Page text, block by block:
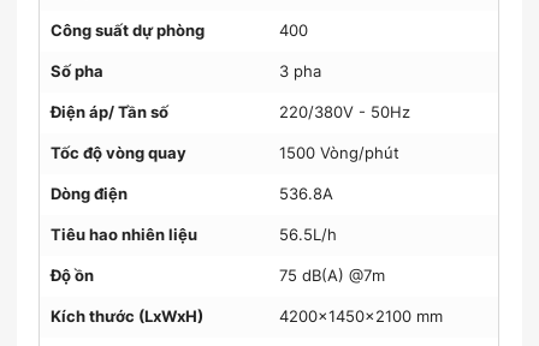
Công suất dự phòng 400
Số pha 3 pha
Điện áp/ Tần số 220/380V - 50Hz
Tốc độ vòng quay 1500 Vòng/phút
Dòng điện 536.8A
Tiêu hao nhiên liệu 56.5L/h
Độ ồn 75 dB(A) @7m
Kích thước (LxWxH) 4200x1450x2100 mm